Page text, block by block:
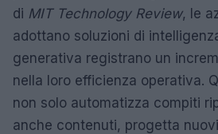
di MIT Technology Review, le
adottano soluzioni di
generativa registrano un
nella loro efficienza operativa.
non solo automatizza compiti
anche contenuti, progetta